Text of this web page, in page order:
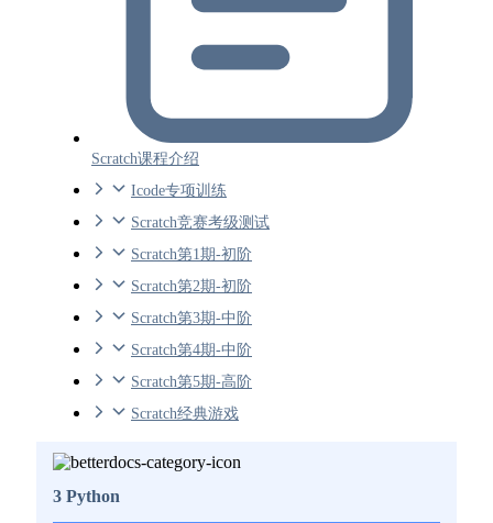
Scratch课程介绍
Icode专项训练
Scratch竞赛考级测试
Scratch第1期-初阶
Scratch第2期-初阶
Scratch第3期-中阶
Scratch第4期-中阶
Scratch第5期-高阶
Scratch经典游戏
3 Python